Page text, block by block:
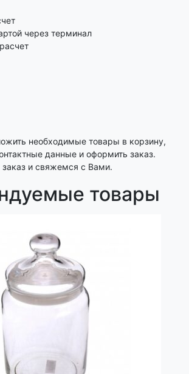
через терминал
необходимые товары в корзину,
данные и оформить заказ.
и свяжемся с Вами.
товары